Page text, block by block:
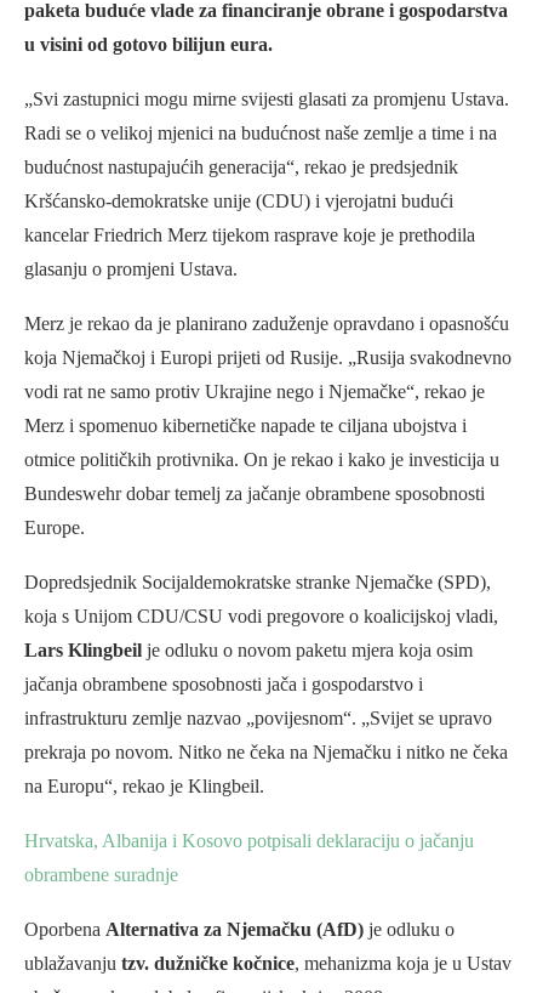
paketa buduće vlade za financiranje obrane i gospodarstva
u visini od gotovo bilijun eura.
„Svi zastupnici mogu mirne svijesti glasati za promjenu Ustava.
Radi se o velikoj mjenici na budućnost naše zemlje a time i na
budućnost nastupajućih generacija“, rekao je predsjednik
Kršćansko-demokratske unije (CDU) i vjerojatni budući
kancelar Friedrich Merz tijekom rasprave koje je prethodila
glasanju o promjeni Ustava.
Merz je rekao da je planirano zaduženje opravdano i opasnošću
koja Njemačkoj i Europi prijeti od Rusije. „Rusija svakodnevno
vodi rat ne samo protiv Ukrajine nego i Njemačke“, rekao je
Merz i spomenuo kibernetičke napade te ciljana ubojstva i
otmice političkih protivnika. On je rekao i kako je investicija u
Bundeswehr dobar temelj za jačanje obrambene sposobnosti
Europe.
Dopredsjednik Socijaldemokratske stranke Njemačke (SPD),
koja s Unijom CDU/CSU vodi pregovore o koalicijskoj vladi,
Lars Klingbeil je odluku o novom paketu mjera koja osim
jačanja obrambene sposobnosti jača i gospodarstvo i
infrastrukturu zemlje nazvao „povijesnom“. „Svijet se upravo
prekraja po novom. Nitko ne čeka na Njemačku i nitko ne čeka
na Europu“, rekao je Klingbeil.
Hrvatska, Albanija i Kosovo potpisali deklaraciju o jačanju
obrambene suradnje
Oporbena Alternativa za Njemačku (AfD) je odluku o
ublažavanju tzv. dužničke kočnice, mehanizma koja je u Ustav